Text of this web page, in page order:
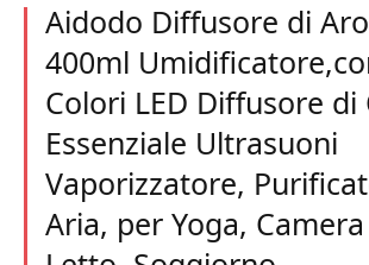
Aidodo Diffusore di
400ml
Colori LED Diffusore di
Essenziale Ultrasuoni
Vaporizzatore,
Aria, per Yoga,